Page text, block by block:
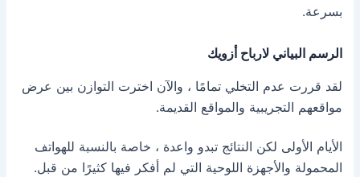
بسرعة.
الرسم البياني لارباح أزويك
لقد قررت عدم التخلي تمامًا ، والآن اخترت التوازن بين عرض
مواقعهم التجريبية والمواقع القديمة.
الأيام الأولى لكن النتائج تبدو واعدة ، خاصة بالنسبة للهواتف
المحمولة والأجهزة اللوحية التي لم أفكر فيها كثيرًا من قبل.